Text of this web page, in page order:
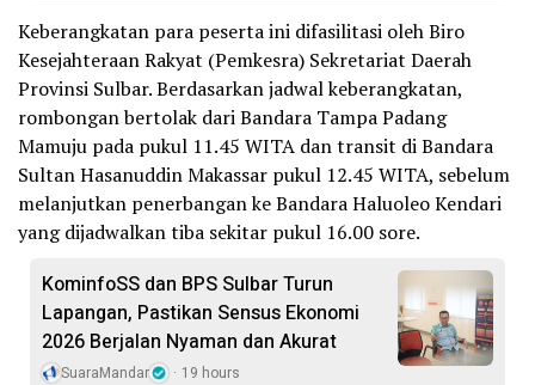
Keberangkatan para peserta ini difasilitasi oleh Biro
Kesejahteraan Rakyat (Pemkesra) Sekretariat Daerah
Provinsi Sulbar. Berdasarkan jadwal keberangkatan,
rombongan bertolak dari Bandara Tampa Padang
Mamuju pada pukul 11.45 WITA dan transit di Bandara
Sultan Hasanuddin Makassar pukul 12.45 WITA, sebelum
melanjutkan penerbangan ke Bandara Haluoleo Kendari
yang dijadwalkan tiba sekitar pukul 16.00 sore.
KominfoSS dan BPS Sulbar Turun
Lapangan, Pastikan Sensus Ekonomi
2026 Berjalan Nyaman dan Akurat
SuaraMandar 19 hours